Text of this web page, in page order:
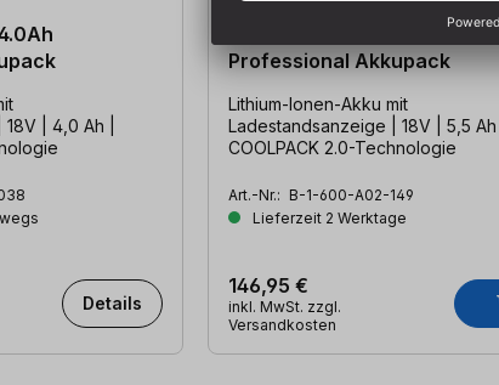
| 4,0 Ah |
Details
BOSCH ProCORE18V 5.5Ah
Professional Akkupack
Lithium-Ionen-Akku mit
Ladestandsanzeige | 18V | 5,5 Ah |
COOLPACK 2.0-Technologie
Art.-Nr.: B-1-600-A02-149
Lieferzeit 2 Werktage
146,95 €
inkl. MwSt. zzgl.
Versandkosten